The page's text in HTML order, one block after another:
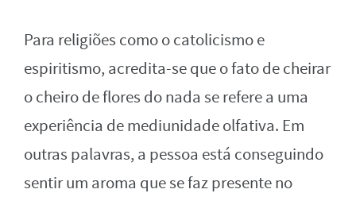
Para religiões como o catolicismo e
espiritismo, acredita-se que o fato de cheirar
o cheiro de flores do nada se refere a uma
experiência de mediunidade olfativa. Em
outras palavras, a pessoa está conseguindo
sentir um aroma que se faz presente no